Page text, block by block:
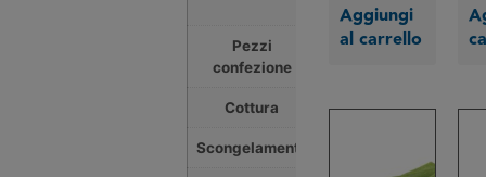
Pezzi
confezione
4
Cottura 0 min
Scongelamento
Aggiungi
al carrello